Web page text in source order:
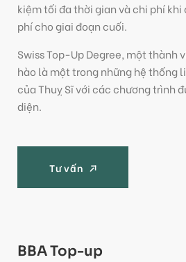
kiệm tối đa thời gian và chi phí khi
phí cho giai đoạn cuối.
Swiss Top-Up Degree, một thành
hào là một trong những hệ thống
của Thuỵ Sĩ với các chương trình
diện.
Tư vấn
BBA Top-up